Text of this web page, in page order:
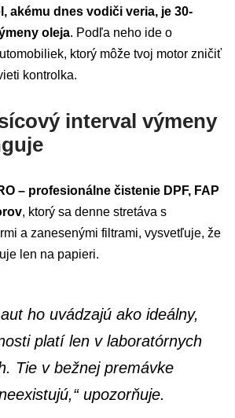
akému dnes vodiči veria, je 30-
oleja. Podľa neho ide o
ktorý môže tvoj motor zničiť
kontrolka.
interval výmeny
– profesionálne čistenie DPF, FAP
, ktorý sa denne stretáva s
a zanesenými filtrami, vysvetľuje, že
len na papieri.
ho uvádzajú ako ideálny,
platí len v laboratórnych
Tie v bežnej premávke
upozorňuje.